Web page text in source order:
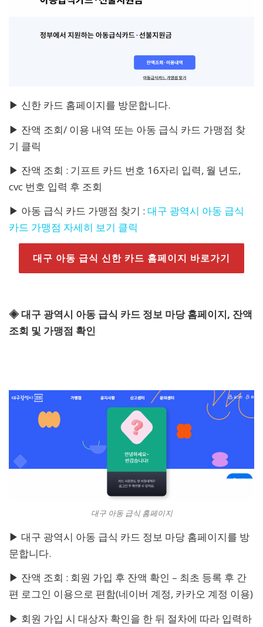
▶ 신한 카드 홈페이지를 방문합니다.
▶ 잔액 조회/ 이용 내역 또는 아동 급식 카드 가맹점 찾
기 클릭
▶ 잔액 조회 : 기프트 카드 번호 16자리 입력, 월 년도,
cvc 번호 입력 후 조회
▶ 아동 급식 카드 가맹점 찾기 : 대구 광역시 아동 급식
카드 가맹점 자세히 보기 클릭
대구 아동 급식 신한 카드 홈페이지 바로가기
◈ 대구 광역시 아동 급식 카드 정보 마당 홈페이지, 잔액
조회 및 가맹점 확인
대구 아동 급식 홈페이지
▶ 대구 광역시 아동 급식 카드 정보 마당 홈페이지를 방
문합니다.
▶ 잔액 조회 : 회원 가입 후 잔액 확인 – 최초 등록 후 간
편 로그인 이용으로 편함(네이버 계정, 카카오 계정 이용)
▶ 회원 가입 시 대상자 확인을 한 뒤 절차에 따라 입력하